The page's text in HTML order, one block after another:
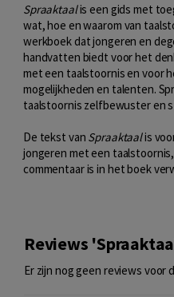
Spraaktaalis een gids met
wat, hoe en waarom van
werkboek dat jongeren en
handvatten biedt voor het
met een taalstoornis en voor
mogelijkheden en talenten.
taalstoornis zelfbewuster en
De tekst van Spraaktaalis
jongeren met een
commentaar is in het boek
Reviews
Er zijn nog geen reviews voor